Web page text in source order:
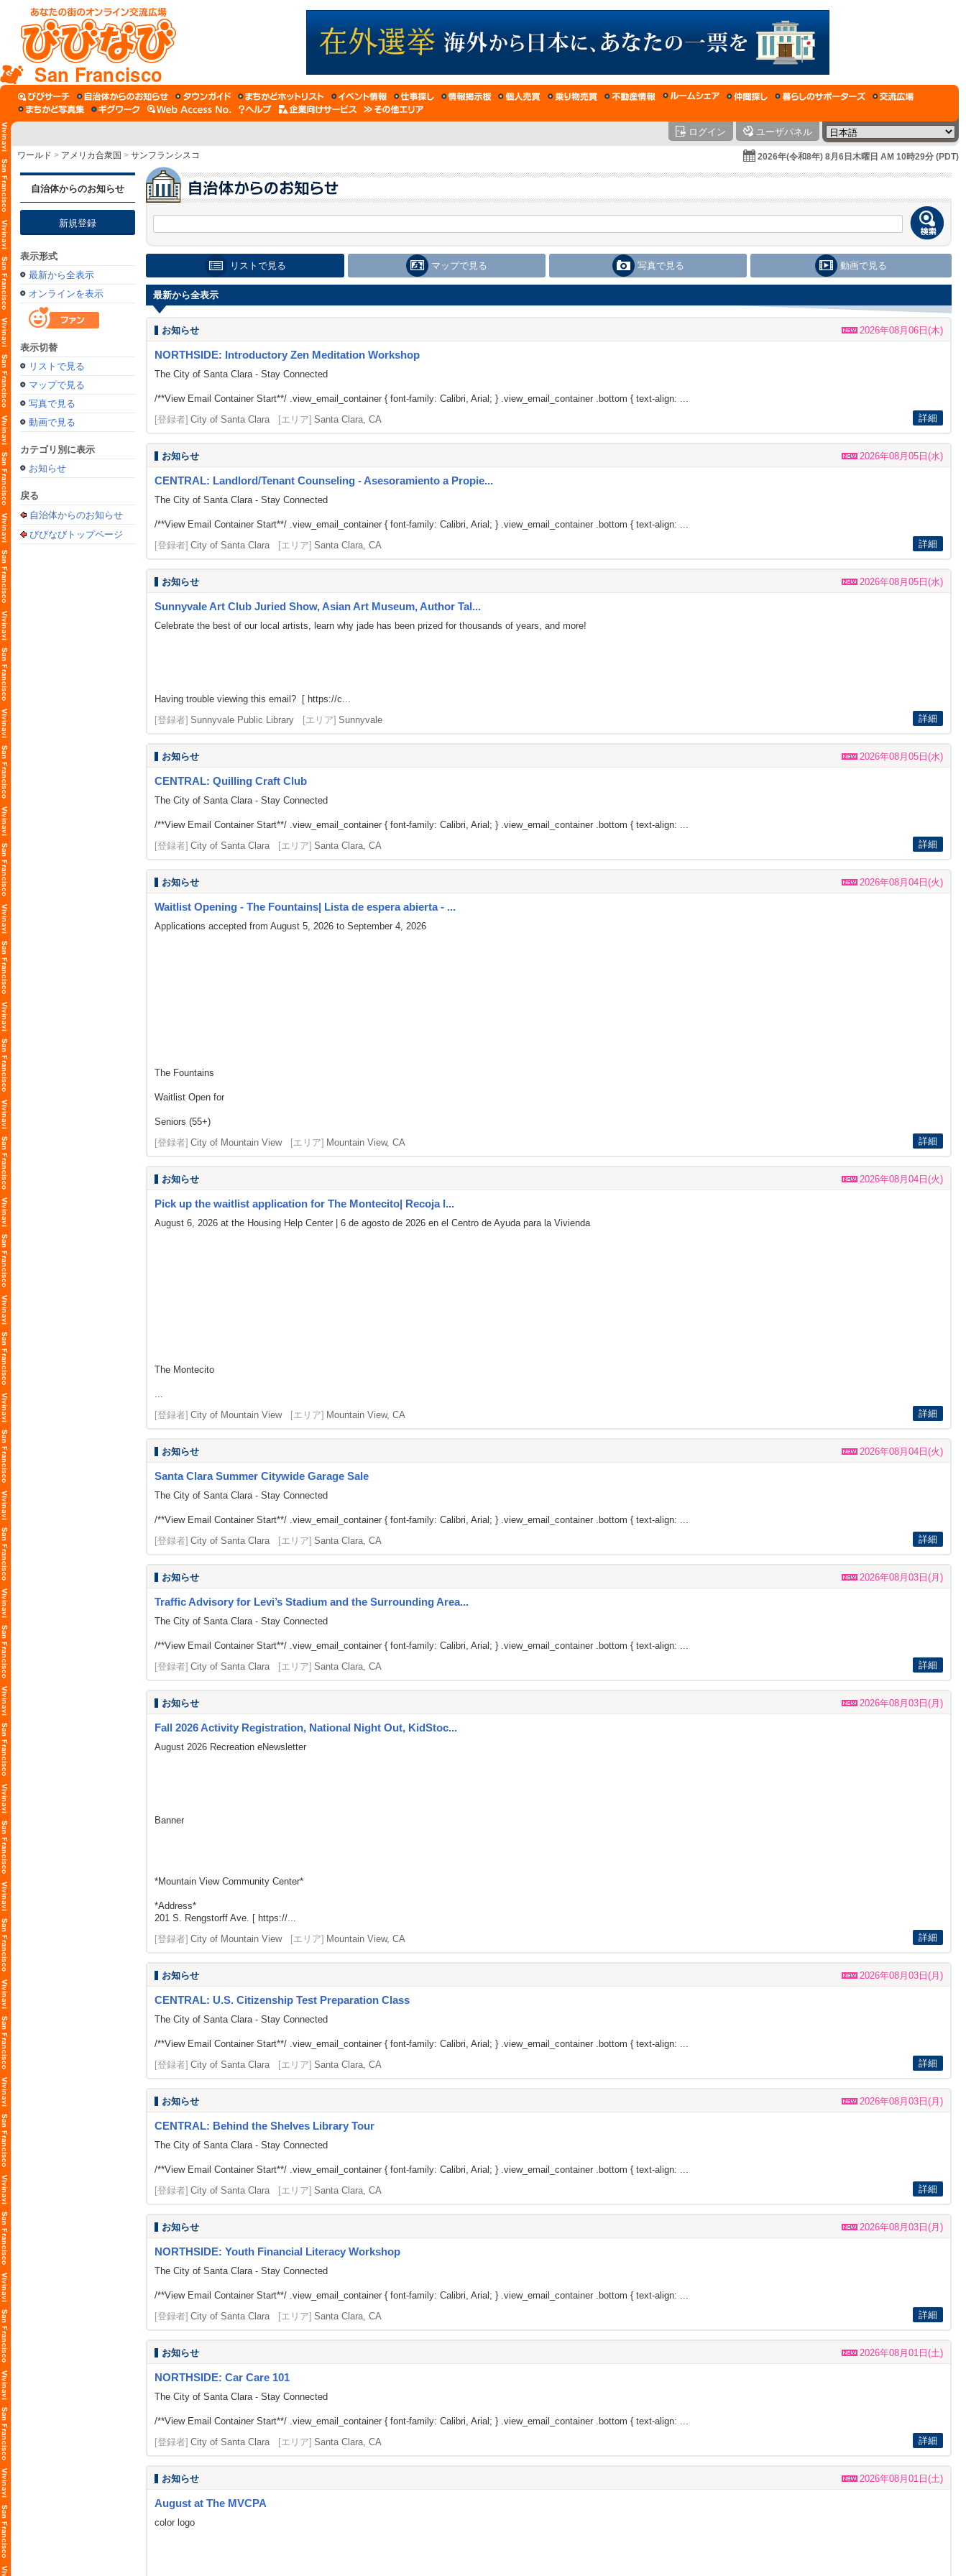
San Francisco
ログイン ユーザパネル
ワールド > アメリカ合衆国 > サンフランシスコ 2026年(令和8年) 8月6日木曜日 AM 10時29分 (PDT)
自治体からのお知らせ
新規登録
表示形式
最新から全表示
オンラインを表示
表示切替
リストで見る
マップで見る
写真で見る
動画で見る
カテゴリ別に表示
お知らせ
戻る
自治体からのお知らせ
びびなびトップページ
リストで見る マップで見る 写真で見る 動画で見る
最新から全表示
お知らせ 2026年08月06日(木)
NORTHSIDE: Introductory Zen Meditation Workshop
The City of Santa Clara - Stay Connected
/**View Email Container Start**/ .view_email_container { font-family: Calibri, Arial; } .view_email_container .bottom { text-align: ...
[登録者] City of Santa Clara [エリア] Santa Clara, CA 詳細
お知らせ 2026年08月05日(水)
CENTRAL: Landlord/Tenant Counseling - Asesoramiento a Propie...
The City of Santa Clara - Stay Connected
/**View Email Container Start**/ .view_email_container { font-family: Calibri, Arial; } .view_email_container .bottom { text-align: ...
[登録者] City of Santa Clara [エリア] Santa Clara, CA 詳細
お知らせ 2026年08月05日(水)
Sunnyvale Art Club Juried Show, Asian Art Museum, Author Tal...
Celebrate the best of our local artists, learn why jade has been prized for thousands of years, and more!
Having trouble viewing this email? [ https://c...
[登録者] Sunnyvale Public Library [エリア] Sunnyvale 詳細
お知らせ 2026年08月05日(水)
CENTRAL: Quilling Craft Club
The City of Santa Clara - Stay Connected
/**View Email Container Start**/ .view_email_container { font-family: Calibri, Arial; } .view_email_container .bottom { text-align: ...
[登録者] City of Santa Clara [エリア] Santa Clara, CA 詳細
お知らせ 2026年08月04日(火)
Waitlist Opening - The Fountains| Lista de espera abierta - ...
Applications accepted from August 5, 2026 to September 4, 2026
The Fountains
Waitlist Open for
Seniors (55+)
[登録者] City of Mountain View [エリア] Mountain View, CA 詳細
お知らせ 2026年08月04日(火)
Pick up the waitlist application for The Montecito| Recoja l...
August 6, 2026 at the Housing Help Center | 6 de agosto de 2026 en el Centro de Ayuda para la Vivienda
The Montecito
...
[登録者] City of Mountain View [エリア] Mountain View, CA 詳細
お知らせ 2026年08月04日(火)
Santa Clara Summer Citywide Garage Sale
The City of Santa Clara - Stay Connected
/**View Email Container Start**/ .view_email_container { font-family: Calibri, Arial; } .view_email_container .bottom { text-align: ...
[登録者] City of Santa Clara [エリア] Santa Clara, CA 詳細
お知らせ 2026年08月03日(月)
Traffic Advisory for Levi’s Stadium and the Surrounding Area...
The City of Santa Clara - Stay Connected
/**View Email Container Start**/ .view_email_container { font-family: Calibri, Arial; } .view_email_container .bottom { text-align: ...
[登録者] City of Santa Clara [エリア] Santa Clara, CA 詳細
お知らせ 2026年08月03日(月)
Fall 2026 Activity Registration, National Night Out, KidStoc...
August 2026 Recreation eNewsletter
Banner
*Mountain View Community Center*
*Address*
201 S. Rengstorff Ave. [ https://...
[登録者] City of Mountain View [エリア] Mountain View, CA 詳細
お知らせ 2026年08月03日(月)
CENTRAL: U.S. Citizenship Test Preparation Class
The City of Santa Clara - Stay Connected
/**View Email Container Start**/ .view_email_container { font-family: Calibri, Arial; } .view_email_container .bottom { text-align: ...
[登録者] City of Santa Clara [エリア] Santa Clara, CA 詳細
お知らせ 2026年08月03日(月)
CENTRAL: Behind the Shelves Library Tour
The City of Santa Clara - Stay Connected
/**View Email Container Start**/ .view_email_container { font-family: Calibri, Arial; } .view_email_container .bottom { text-align: ...
[登録者] City of Santa Clara [エリア] Santa Clara, CA 詳細
お知らせ 2026年08月03日(月)
NORTHSIDE: Youth Financial Literacy Workshop
The City of Santa Clara - Stay Connected
/**View Email Container Start**/ .view_email_container { font-family: Calibri, Arial; } .view_email_container .bottom { text-align: ...
[登録者] City of Santa Clara [エリア] Santa Clara, CA 詳細
お知らせ 2026年08月01日(土)
NORTHSIDE: Car Care 101
The City of Santa Clara - Stay Connected
/**View Email Container Start**/ .view_email_container { font-family: Calibri, Arial; } .view_email_container .bottom { text-align: ...
[登録者] City of Santa Clara [エリア] Santa Clara, CA 詳細
お知らせ 2026年08月01日(土)
August at The MVCPA
color logo